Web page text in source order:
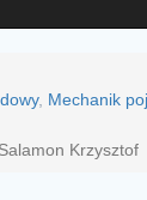
, Mechanik
Krzysztof